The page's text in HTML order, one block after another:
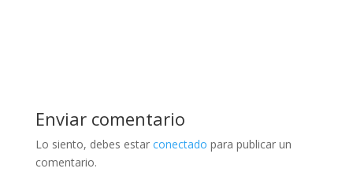
Enviar comentario
Lo siento, debes estar conectado para publicar un
comentario.